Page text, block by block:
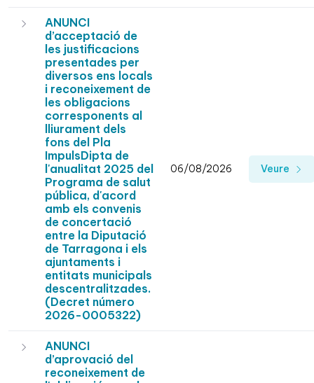
ANUNCI
d’acceptació de
les justificacions
presentades per
diversos ens locals
i reconeixement de
les obligacions
corresponents al
lliurament dels
fons del Pla
ImpulsDipta de
l'anualitat 2025 del
Programa de salut
pública, d'acord
amb els convenis
de concertació
entre la Diputació
de Tarragona i els
ajuntaments i
entitats municipals
descentralitzades.
(Decret número
2026-0005322)
06/08/2026 Veure
ANUNCI
d’aprovació del
reconeixement de